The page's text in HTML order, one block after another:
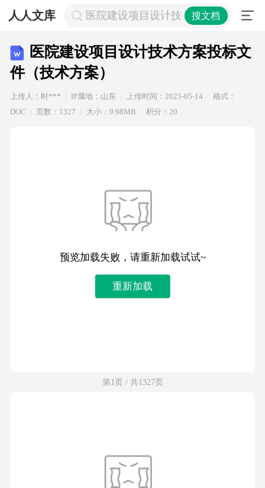
人人文库 医院建设项目设计技术方案投标文件
搜文档
医院建设项目设计技术方案投标文
件（技术方案）
上传人：时*** IP属地：山东 上传时间：2025-05-14
格式：
DOC
页数：1327 大小：9.98MB 积分：20
预览加载失败，请重新加载试试~
重新加载
第1页 / 共1327页